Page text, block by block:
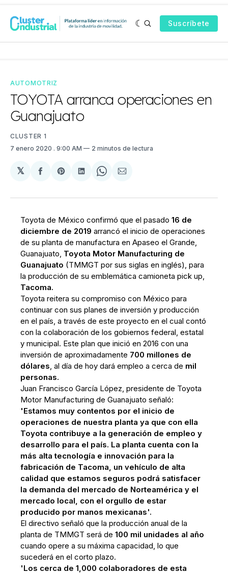
Suscríbete
AUTOMOTRIZ
TOYOTA arranca operaciones en
Guanajuato
CLUSTER 1
7 enero 2020 . 9:00 AM 2 minutos de lectura
𝕏
Compartir
Facebook
Share
Pinterest
Compartir
LinkedIn
Share
WhatsApp
Compartir
Email
Toyota de México confirmó que el pasado16 de
diciembre de 2019 arrancó el inicio de operaciones
de su planta de manufactura en Apaseo el Grande,
Guanajuato, Toyota Motor Manufacturing de
Guanajuato (TMMGT por sus siglas en inglés), para
la producción de su emblemática camioneta pick up,
Tacoma.
Toyota reitera su compromiso con México para
continuar con sus planes de inversión y producción
en el país, a través de este proyecto en el cual contó
con la colaboración de los gobiernos federal, estatal
y municipal. Este plan que inició en 2016 con una
inversión de aproximadamente 700 millones de
dólares, al día de hoy dará empleo a cerca de mil
personas.
Juan Francisco García López, presidente de Toyota
Motor Manufacturing de Guanajuato señaló:
'Estamos muy contentos por el inicio de
operaciones de nuestra planta ya que con ella
Toyota contribuye a la generación de empleo y
desarrollo para el país. La planta cuenta con la
más alta tecnología e innovación para la
fabricación de Tacoma, un vehículo de alta
calidad que estamos seguros podrá satisfacer
la demanda del mercado de Norteamérica y el
mercado local, con el orgullo de estar
producido por manos mexicanas'.
El directivo señaló que la producción anual de la
planta de TMMGT será de100 mil unidades al año
cuando opere a su máxima capacidad, lo que
sucederá en el corto plazo.
'Los cerca de 1,000 colaboradores de esta